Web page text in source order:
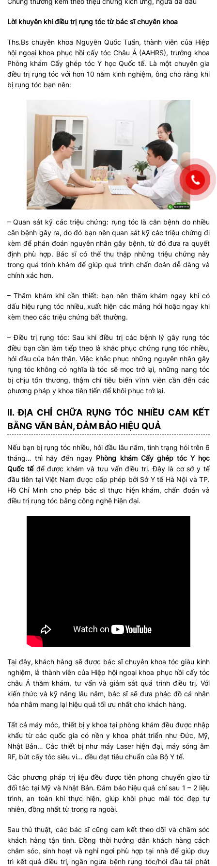
Lời khuyên khi điều trị rụng tóc từ bác sĩ chuyên khoa
Ths.Bs chuyên khoa Nguyễn Quốc Tuấn, thành viên của Hiệp
hội ngoại khoa phục hồi cấy tóc Châu Á (AAHRS), trưởng khoa
Phòng khám Cấy ghép tóc Y học Quốc tế. Là một chuyên gia
điều trị rụng tóc với hơn 10 năm kinh nghiệm, ông cho rằng khi
bị rụng tóc bạn nên:
– Quan sát kỹ các triệu chứng: rụng tóc là căn bệnh do nhiều
căn bệnh gây ra, do đó bạn nên quan sát kỹ các triệu chứng đi
kèm để phán đoán nguyên nhân gây bệnh, từ đó đưa ra quyết
định phù hợp. Bác sĩ có thể thu thập những triệu chứng này
trong quá trình khám để giúp quá trình chẩn đoán dễ dàng và
chính xác hơn.
– Thăm khám khi cần thiết: bạn nên thăm khám ngay khi có
dấu hiệu rụng tóc nhiều, xuất hiện các mảng hói hoặc ngay khi
kèm theo các triệu chứng bất thường.
– Điều trị rụng tóc: Sau khi điều trị các bệnh lý gây rụng tóc
điều bạn cần làm tiếp theo là khắc phục chứng rụng tóc nhiều,
hói đầu của bản thân. Việc khắc phục những nguyên nhân gây
rụng tóc không có nghĩa là tóc sẽ mọc trở lại, những nang tóc
bị chịu tổn thương, thậm chí tiêu biến vĩnh viễn cần đến các
phương pháp y khoa tiên tiến để khôi phục trở lại.
II. ĐỊA CHỈ CHỮA RỤNG TÓC NHIỀU CAM KẾT
BẰNG VĂN BẢN, ĐẢM BẢO HIỆU QUẢ
Nếu bạn bị rụng tóc nhiều, hói đầu lâu năm, tình trạng hói trên 6
tháng… thì hãy đến ngay Phòng khám Cấy ghép tóc Y học
Quốc tếđể được khám và tưu vấn điều trị. Đây là cơ sở y tế
đầu tiên tại Việt Nam được cấp phép bởi Sở Y tế Hà Nội và TP.
Hồ Chí Minh cho phép bác sĩ thực hiện khám, chẩn đoán và
điều trị rụng tóc bằng công nghệ hiện đại.
Tại đây, khách hàng sẽ được bác sĩ chuyên khoa tóc giàu kinh
nghiệm, là thành viên của Hiệp hội ngoại khoa phục hồi cấy tóc
châu Á thăm khám, tư vấn và giám sát quá trình điều trị. Với
kiến thức và kỹ năng lâu năm, bác sĩ sẽ đưa phác đồ cá nhân
hóa nhằm mang lại hiệu quả tối ưu nhất cho khách hàng.
Tất cả máy móc, thiết bị y khoa tại phòng khám đều được nhập
khẩu từ các quốc gia có nền y khoa phát triển như Đức, Mỹ,
Nhật Bản… Các thiết bị như máy Laser hiện đại, máy sóng âm
RF, bút cấy tóc siêu vi… đều đạt tiêu chuẩn của Bộ Y tế.
Các phương pháp trị liệu đều được tiên phong chuyển giao từ
đối tác tại Mỹ và Nhật Bản. Đảm bảo hiệu quả chỉ sau 1 – 2 liệu
trình, an toàn khi thực hiện, giúp khôi phục mái tóc đẹp tự
nhiên, đồng nhất từ trong ra ngoài.
Sau thủ thuật, các bác sĩ cũng cam kết theo dõi và chăm sóc
khách hàng tận tình. Đồng thời hướng dẫn khách hàng cách
chăm sóc, sinh hoạt và nghỉ ngơi phù hợp tại nhà để giúp duy
trì kết quả điều trị, ngăn ngừa bệnh rụng tóc/hói đầu tái phát